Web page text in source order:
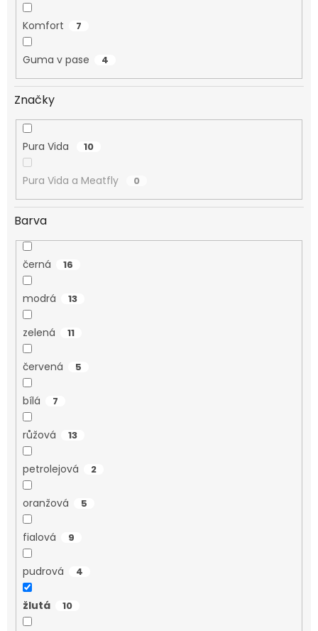
Komfort 7
Guma v pase 4
Značky
Pura Vida 10
Pura Vida a Meatfly 0
Barva
černá 16
modrá 13
zelená 11
červená 5
bílá 7
růžová 13
petrolejová 2
oranžová 5
fialová 9
pudrová 4
žlutá 10